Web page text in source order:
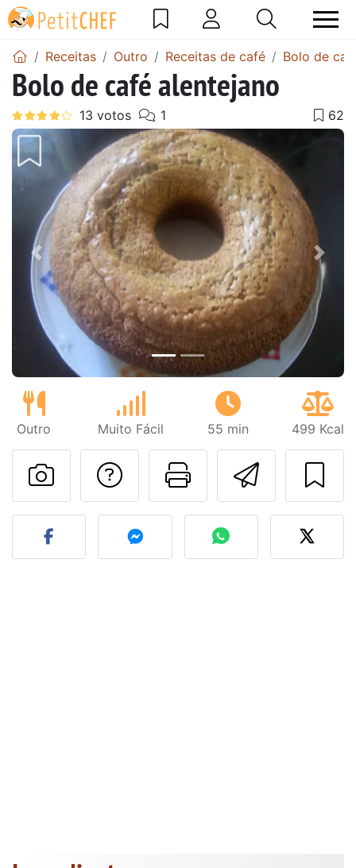
Receitas Outro Receitas de café Bolo de
Bolo de café alentejano
Anterior Next
Outro Muito Fácil 55 min 499 Kcal
Imprima
Falar com o autor
Fez esta receita?